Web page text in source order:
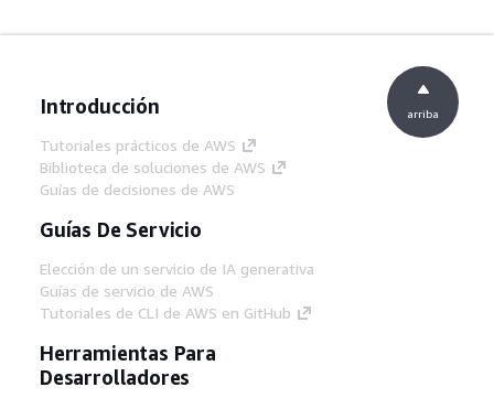
Introducción
Tutoriales prácticos de AWS
Biblioteca de soluciones de AWS
Guías de decisiones de AWS
Guías De Servicio
Elección de un servicio de IA generativa
Guías de servicio de AWS
Tutoriales de CLI de AWS en GitHub
Herramientas Para
Desarrolladores
arriba